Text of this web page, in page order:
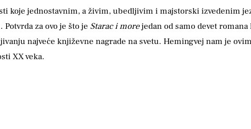
koje jednostavnim, a živim, ubedljivim i majstorski izvedenim
za ovo je što je Starac i morejedan od samo devet
najveće književne nagrade na svetu. Hemingvej nam je
XX veka.